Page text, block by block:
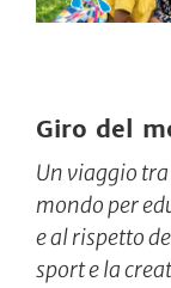
Giro del
Un viaggio
mondo per
e al rispetto
sport e la